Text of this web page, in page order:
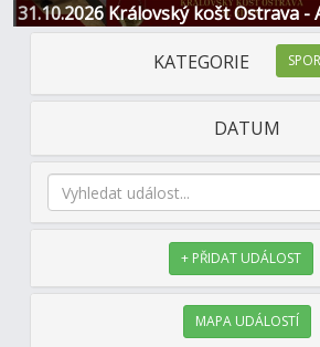
31.10.2026 Královský košt Ostrava -
Restaurace a Hotel
KATEGORIE
DATUM
+ PŘIDAT UDÁLOST
MAPA UDÁLOSTÍ